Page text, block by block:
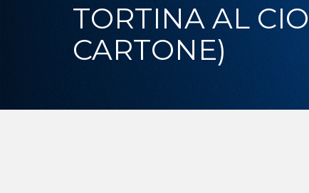
TORTINA AL
CARTONE)